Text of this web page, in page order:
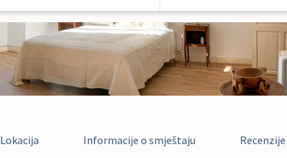
Lokacija Informacije o smještaju Recenzije